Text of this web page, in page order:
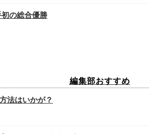
の総合優勝
編集部おすすめ
法はいかが？